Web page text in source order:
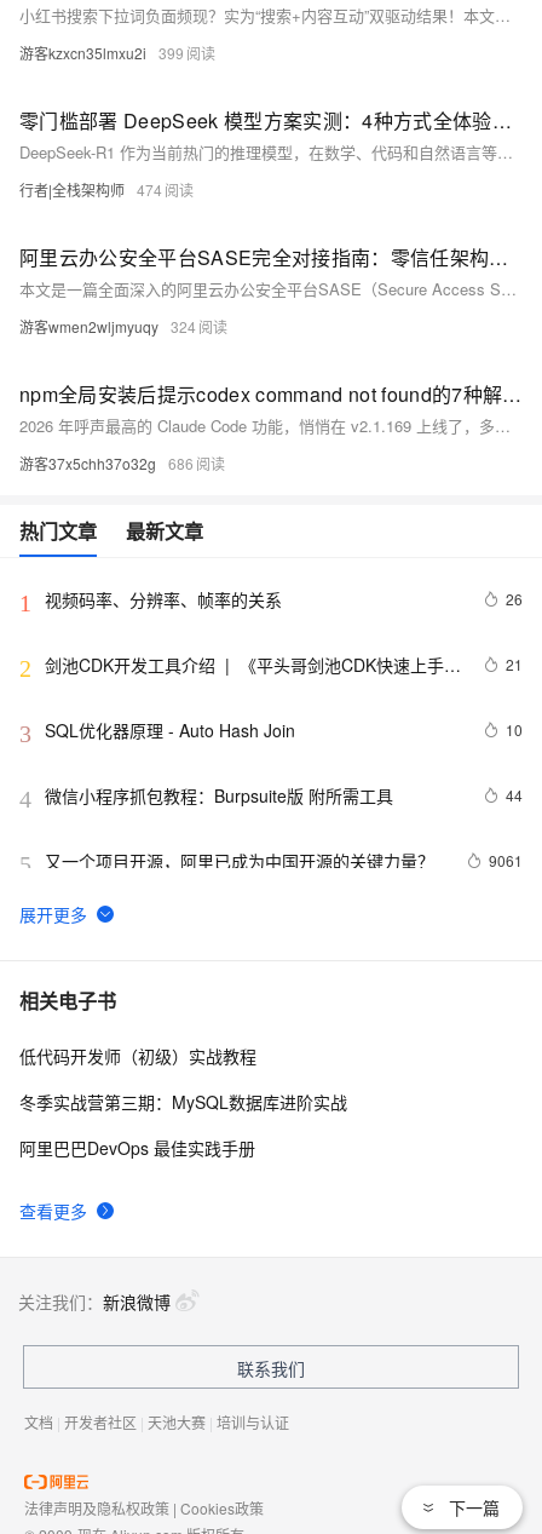
小红书搜索下拉词负面频现？实为“搜索+内容互动”双驱动结果！本文揭秘负面生成三大推手（踩雷笔记、集中搜索、负面评论），并分享小马互动实战验证的“三阶删除法”：精准诊断类型、分类施策（投诉举证/正面覆盖/主动澄清）、长效监测防护，助品牌将下拉框变种草入口。（239字）
游客kzxcn35lmxu2i 399
零门槛部署 DeepSeek 模型方案实测：4种方式全体验与避坑指南
DeepSeek-R1 作为当前热门的推理模型，在数学、代码和自然语言等复杂任务上表现出色。阿里云推出的"零门槛、轻松部署您的专属 DeepSeek 模型"解决方案，提供了 4 种不同维度的使用方式：百炼 API 调用、函数计算 Serverless 部署、容器服务集群部署和 GPU 云服务器手动部署。本文从实际体验出发，逐一走通 4 条路径，记录部署过程中的踩坑经历、文档准确性和成本分析，最终给出不同场景下的最佳选择推荐。
行者|全栈架构师 474
阿里云办公安全平台SASE完全对接指南：零信任架构下的企业安全接入实践
本文是一篇全面深入的阿里云办公安全平台SASE（Secure Access Service Edge）对接使用指南。文章从零信任安全理念出发，系统介绍了SASE的核心概念与产品架构，详细阐述了从开通服务、配置身份源（支持IDaaS、LDAP、钉钉、企业微信等多种对接方式）、添加办公应用到配置零信任策略的全流程操作。重点讲解了SASE如何与阿里云IDaaS实现单点登录SSO、如何安全对接云上ECS、RDS数据库等资产、如何配置终端安全基线实现动态访问控制，以及如何进行办公数据防泄漏保护。文中还提供了Python SDK集成代码示例，帮助开发者实现自动化管理。文章最后通过问答形式总结了常见问题与解
游客wmen2wljmyuqy 324
npm全局安装后提示codex command not found的7种解决方法（2026）
2026 年呼声最高的 Claude Code 功能，悄悄在 v2.1.169 上线了，多数人还不知道它切目录时能把提示缓存保住，不是清掉重来。 如果你以前每次想去 git worktree 或者隔壁仓库工作，都得退出 Claude Code 重启——这套仪式从 2026-06-08 起可以扔掉了。新出的 /cd 命令让会话中途切到任何目录，前缀缓存还能活着。对 Claude Opus 4.8（输入 5 美元/M token、缓存读 0.5 美元/M token）来说，这意味着原本要重发的那一堆上下文打了一折。 但”保住缓存”这句话带 3 个星号。这篇把可验证的机制、操作步骤、3 个会让缓
游客37x5chh37o32g 686
热门文章 最新文章
1 视频码率、分辨率、帧率的关系 26
2 剑池CDK开发工具介绍  |  《平头哥剑池CDK快速上手指
21
3 SQL优化器原理 - Auto Hash Join 10
4 微信小程序抓包教程：Burpsuite版 附所需工具 44
5 又一个项目开源，阿里已成为中国开源的关键力量？ 9061
6 tailwindcss使用教程
7 我的博客即将入驻“云栖社区”，诚邀技术同仁一同入
8 思科路由器的密码恢复
相关电子书
查看更多
低代码开发师（初级）实战教程
冬季实战营第三期：MySQL数据库进阶实战
阿里巴巴DevOps 最佳实践手册
下一篇
关注我们： 新浪微博
联系我们
文档 | 开发者社区 | 天池大赛 | 培训与认证
法律声明及隐私权政策 | Cookies政策